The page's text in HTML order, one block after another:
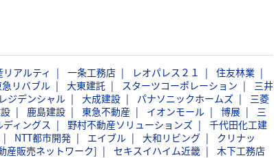
アルティ 一条工務店 レオパレス２１
住友林業
急リバブル 大東建託 スターツコーポレーション
三井
ジデンシャル 大成建設 パナソニックホームズ
三菱
鹿島建設 東急不動産 イオンモール 博展
三
ィングス 野村不動産ソリューションズ
千代田化工建
NTT都市開発 エイブル 大和リビング
クリナッ
産販売ネットワーク] セキスイハイム近畿 木下工務店